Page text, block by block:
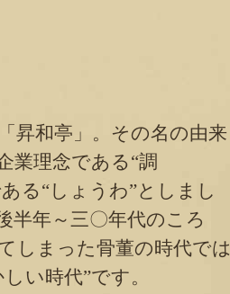
昇和亭」。その名の由来
業理念である“調
る“しょうわ”としまし
半年～三〇年代のころ
しまった骨董の時代では
い時代”です。